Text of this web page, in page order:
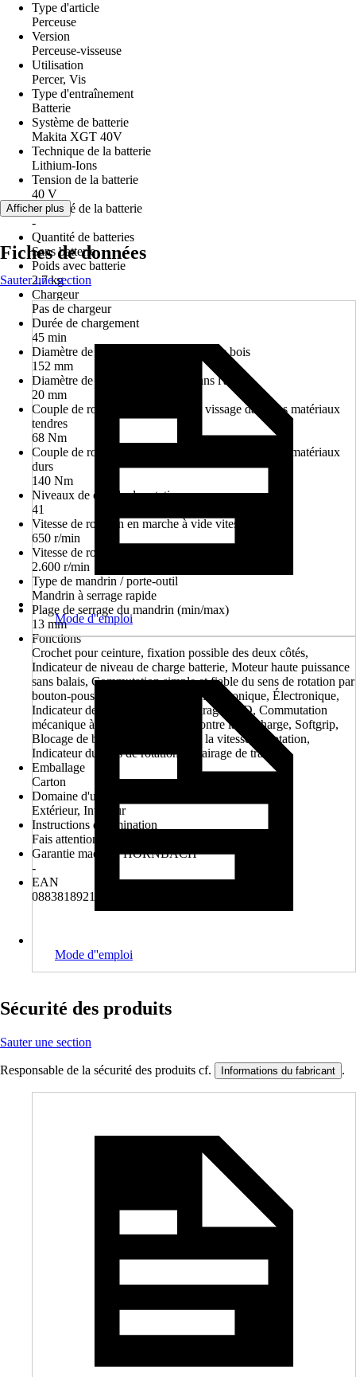
Type d'article
Perceuse
Version
Perceuse-visseuse
Utilisation
Percer, Vis
Type d'entraînement
Batterie
Système de batterie
Makita XGT 40V
Technique de la batterie
Lithium-Ions
Tension de la batterie
40 V
Capacité de la batterie
-
Quantité de batteries
Sans batterie
Poids avec batterie
2,7 kg
Chargeur
Pas de chargeur
Durée de chargement
45 min
Diamètre de perçage maximum dans le bois
152 mm
Diamètre de perçage maximum dans l'acier
20 mm
Couple de rotation max. en cas de vissage dans des matériaux
tendres
68 Nm
Couple de rotation max. en cas de vissage dans des matériaux
durs
140 Nm
Niveaux de couple de rotation
41
Vitesse de rotation en marche à vide vitesse 1
650 r/min
Vitesse de rotation en marche à vide vitesse 2
2.600 r/min
Type de mandrin / porte-outil
Mandrin à serrage rapide
Plage de serrage du mandrin (min/max)
13 mm
Fonctions
Crochet pour ceinture, fixation possible des deux côtés,
Indicateur de niveau de charge batterie, Moteur haute puissance
sans balais, Commutation simple et fiable du sens de rotation par
bouton-poussoir, Frein électrique, Électronique, Électronique,
Indicateur de charge à LED, Éclairage LED, Commutation
mécanique à 2 voies, Protection contre la surcharge, Softgrip,
Blocage de broche, Régulation de la vitesse de rotation,
Indicateur du sens de rotation, Éclairage de travail
Emballage
Carton
Domaine d'utilisation
Extérieur, Intérieur
Instructions d'élimination
Fais attention aux consignes pour l'élimination
Garantie machine HORNBACH
-
EAN
088381892179, 2007007808262
Afficher plus
Fiches de données
Sauter une section
Mode d''emploi
Mode d''emploi
Sécurité des produits
Sauter une section
Responsable de la sécurité des produits cf. Informations du fabricant .